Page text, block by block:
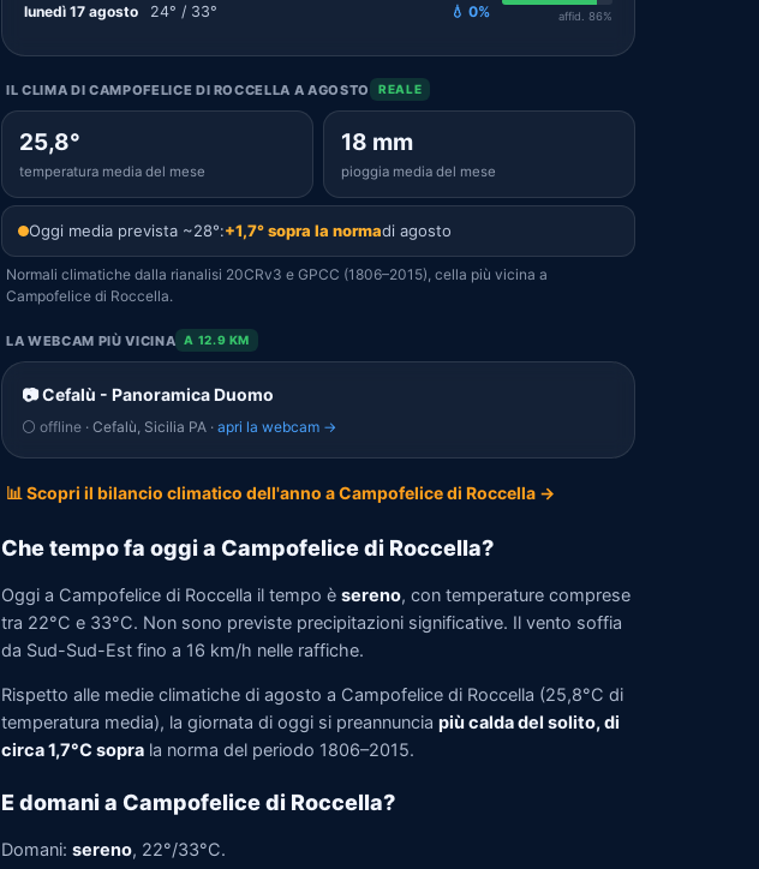
lunedì 17 agosto 24° / 33° 💧 0% affid. 86%
IL CLIMA DI CAMPOFELICE DI ROCCELLA A AGOSTO REALE
25,8°
temperatura media del mese
18 mm
pioggia media del mese
Oggi media prevista ~28°:+1,7° sopra la normadi agosto
Normali climatiche dalla rianalisi 20CRv3 e GPCC (1806–2015), cella più vicina a
Campofelice di Roccella.
LA WEBCAM PIÙ VICINA A 12.9 KM
📷 Cefalù - Panoramica Duomo
⚪ offline · Cefalù, Sicilia PA · apri la webcam →
📊 Scopri il bilancio climatico dell'anno a Campofelice di Roccella →
Che tempo fa oggi a Campofelice di Roccella?
Oggi a Campofelice di Roccella il tempo è sereno, con temperature comprese
tra 22°C e 33°C. Non sono previste precipitazioni significative. Il vento soffia
da Sud-Sud-Est fino a 16 km/h nelle raffiche.
Rispetto alle medie climatiche di agosto a Campofelice di Roccella (25,8°C di
temperatura media), la giornata di oggi si preannuncia più calda del solito, di
circa 1,7°C sopra la norma del periodo 1806–2015.
E domani a Campofelice di Roccella?
Domani: sereno, 22°/33°C.